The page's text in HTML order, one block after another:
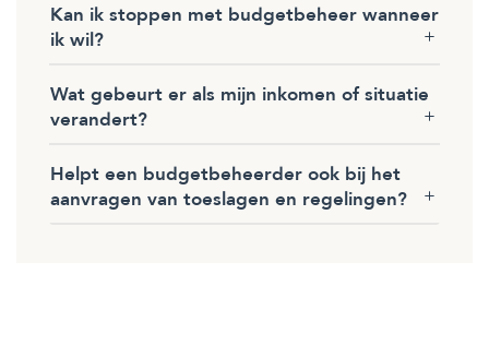
Kan ik stoppen met budgetbeheer wanneer
ik wil?
Wat gebeurt er als mijn inkomen of situatie
verandert?
Helpt een budgetbeheerder ook bij het
aanvragen van toeslagen en regelingen?